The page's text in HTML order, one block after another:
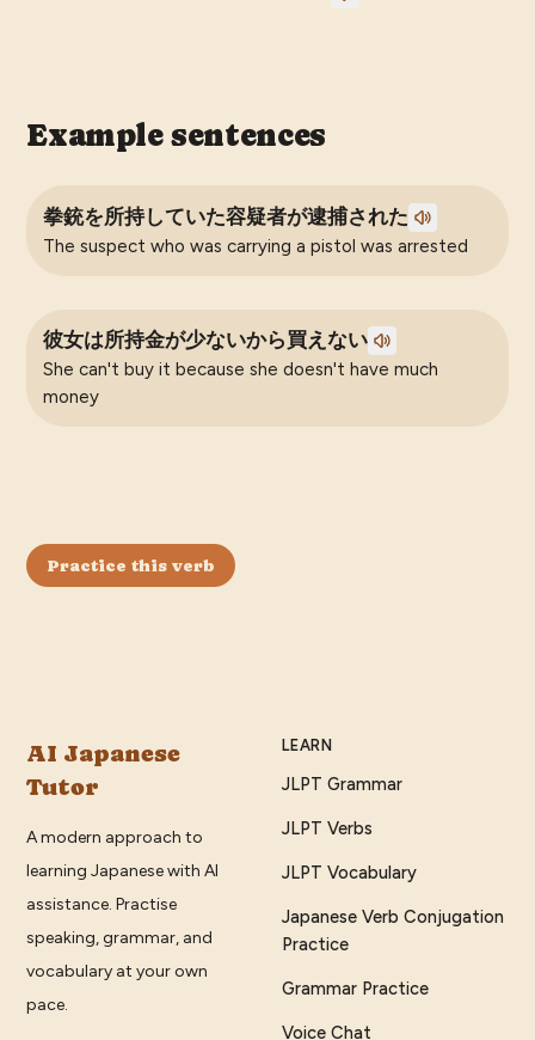
Example sentences
拳銃を所持していた容疑者が逮捕された
The suspect who was carrying a pistol was arrested
彼女は所持金が少ないから買えない
She can't buy it because she doesn't have much
money
Practice this verb
AI Japanese
Tutor
A modern approach to
learning Japanese with AI
assistance. Practise
speaking, grammar, and
vocabulary at your own
pace.
LEARN
JLPT Grammar
JLPT Verbs
JLPT Vocabulary
Japanese Verb Conjugation
Practice
Grammar Practice
Voice Chat